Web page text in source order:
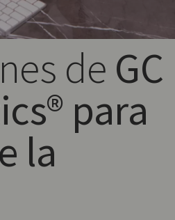
de GC
para
la